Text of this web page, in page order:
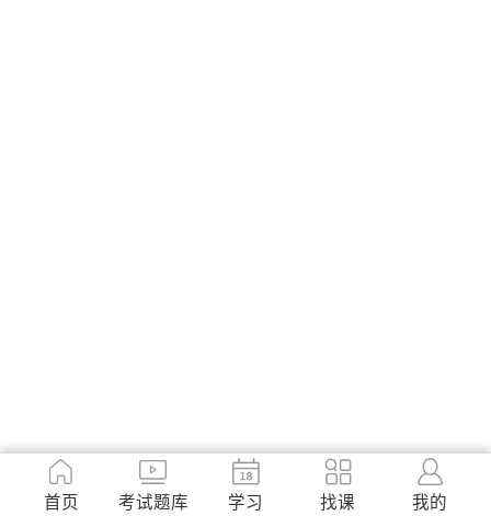
首页 考试题库 学习 找课 我的